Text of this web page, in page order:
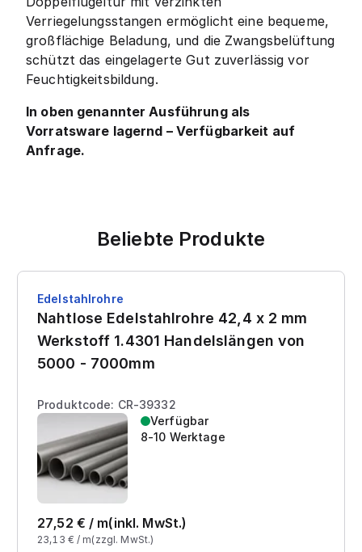
Verriegelungsstangen ermöglicht eine bequeme,
großflächige Beladung, und die Zwangsbelüftung
schützt das eingelagerte Gut zuverlässig vor
Feuchtigkeitsbildung.
In oben genannter Ausführung als
Vorratsware lagernd – Verfügbarkeit auf
Anfrage.
Beliebte Produkte
Edelstahlrohre
Nahtlose Edelstahlrohre 42,4 x 2 mm
Werkstoff 1.4301 Handelslängen von
5000 - 7000mm
Produktcode: CR-39332
Verfügbar
8-10 Werktage
27,52 € / m(inkl. MwSt.)
23,13 € / m(zzgl. MwSt.)